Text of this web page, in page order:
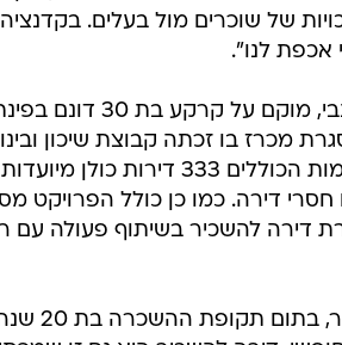
של שוכרים מול בעלים.
אכפת לנו".
פרויקט דירה להשכיר
מכרז בו זכתה קבוצת שיכון
דירה להשכיר בשיתוף פעולה עם
לפי